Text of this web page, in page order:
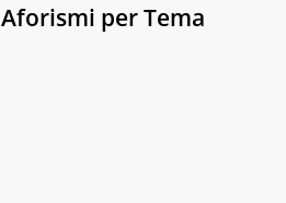
Aforismi per Tema